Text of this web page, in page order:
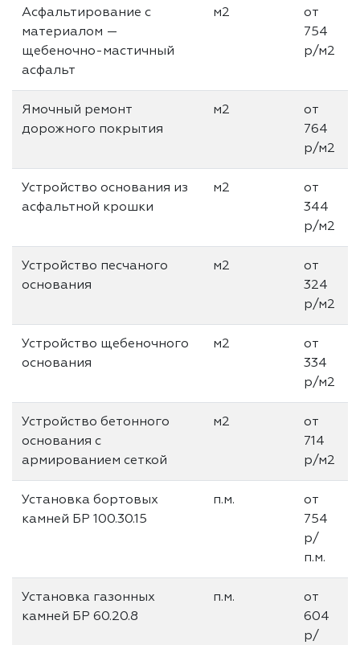
Асфальтирование с
материалом —
щебеночно-мастичный
асфальт
м2
от
754
р/м2
Ямочный ремонт
дорожного покрытия
м2
от
764
р/м2
Устройство основания из
асфальтной крошки
м2
от
344
р/м2
Устройство песчаного
основания
м2
от
324
р/м2
Устройство щебеночного
основания
м2
от
334
р/м2
Устройство бетонного
основания с
армированием сеткой
м2
от
714
р/м2
Установка бортовых
камней БР 100.30.15
п.м.
от
754
р/
п.м.
Установка газонных
камней БР 60.20.8
п.м.
от
604
р/